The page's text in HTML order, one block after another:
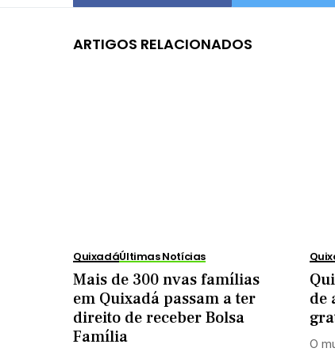
ARTIGOS RELACIONADOS
QuixadáÚltimas Notícias
Mais de 300 nvas famílias
em Quixadá passam a ter
direito de receber Bolsa
Família
de
O